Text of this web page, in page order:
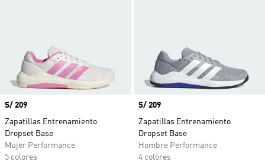
Precio
S/ 209
Zapatillas Entrenamiento
Dropset Base
Mujer Performance
5 colores
Precio
S/ 209
Zapatillas Entrenamiento
Dropset Base
Hombre Performance
4 colores